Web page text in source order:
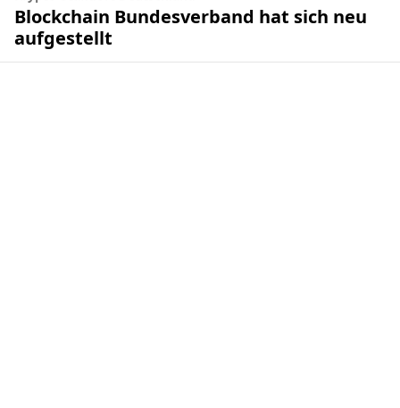
Blockchain Bundesverband hat sich neu
aufgestellt